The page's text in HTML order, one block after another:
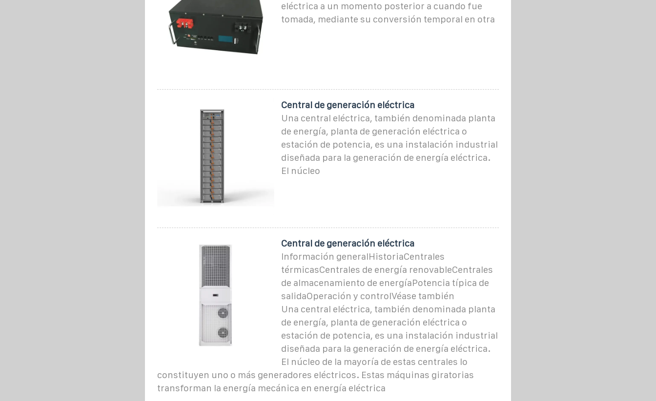
eléctrica a un momento posterior a cuando fue
tomada, mediante su conversión temporal en otra
Central de generación eléctrica
Una central eléctrica, también denominada planta
de energía, planta de generación eléctrica o
estación de potencia, es una instalación industrial
diseñada para la generación de energía eléctrica.
El núcleo
Central de generación eléctrica
Información generalHistoriaCentrales
térmicasCentrales de energía renovableCentrales
de almacenamiento de energíaPotencia típica de
salidaOperación y controlVéase también
Una central eléctrica, también denominada planta
de energía, planta de generación eléctrica o
estación de potencia, es una instalación industrial
diseñada para la generación de energía eléctrica.
El núcleo de la mayoría de estas centrales lo
constituyen uno o más generadores eléctricos. Estas máquinas giratorias
transforman la energía mecánica en energía eléctrica